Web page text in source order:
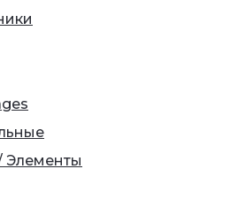
Элементы